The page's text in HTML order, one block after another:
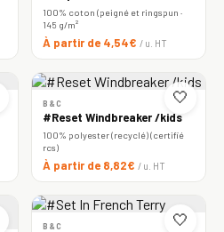
100% coton (peigné et ringspun ·
145 g/m²
À partir de 4,54€ / u. HT
🤍
B&C
#Reset Windbreaker /kids
100% polyester (recyclé) (certifié
rcs)
À partir de 8,82€ / u. HT
🤍
B&C